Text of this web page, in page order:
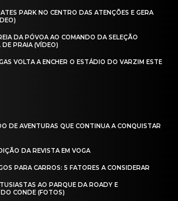
PARK NO CENTRO DAS ATENÇÕES E GERA
DA PÓVOA AO COMANDO DA SELEÇÃO
PRAIA (VÍDEO)
VOLTA A ENCHER O ESTÁDIO DO VARZIM ESTE
DE AVENTURAS QUE CONTINUA A CONQUISTAR
DA REVISTA EM VOGA
PARA CARROS: 5 FATORES A CONSIDERAR
AO PARQUE DA ROADY E
CONDE (FOTOS)